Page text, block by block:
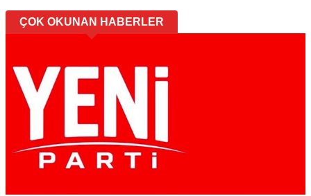
ÇOK OKUNAN HABERLER